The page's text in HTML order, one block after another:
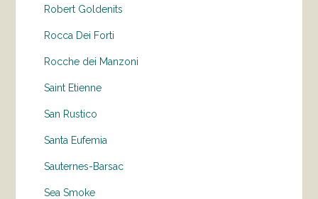
Robert Goldenits
Rocca Dei Forti
Rocche dei Manzoni
Saint Etienne
San Rustico
Santa Eufemia
Sauternes-Barsac
Sea Smoke